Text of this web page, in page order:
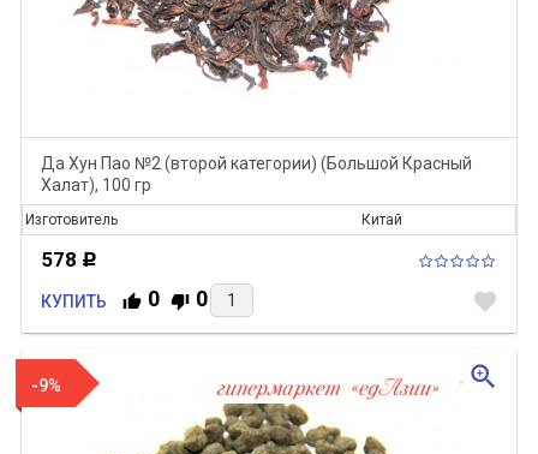
Да Хун Пао №2 (второй категории) (Большой Красный
Халат), 100 гр
Изготовитель Китай
578 Р
КУПИТЬ 0 0 favorite
-9% zoom_in